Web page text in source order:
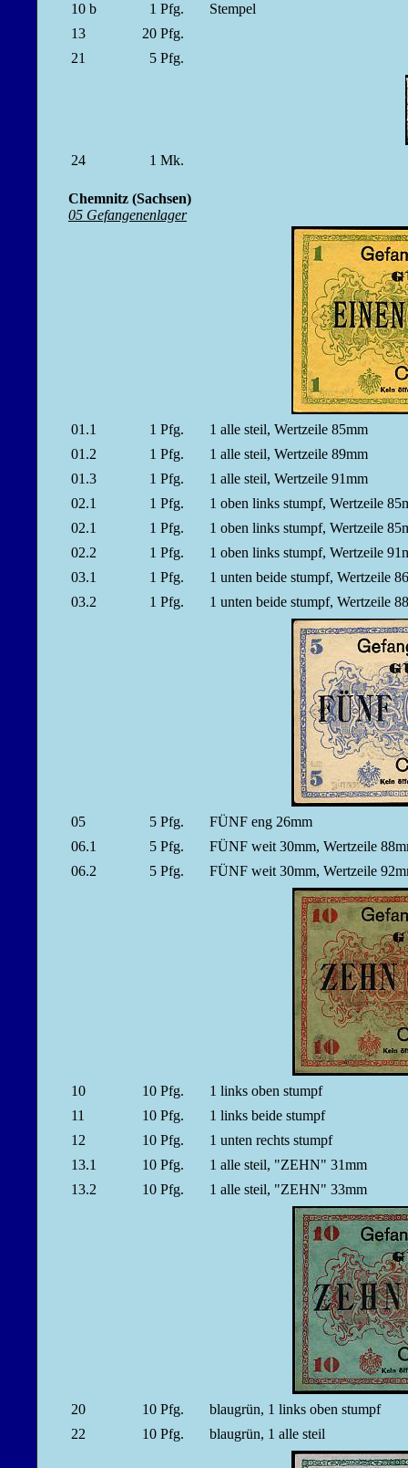
10 b
1 Pfg.
Stempel
13
20 Pfg.
21
5 Pfg.
24 1 Mk.
Chemnitz (Sachsen)
05 Gefangenenlager
01.1 1 Pfg.
1 alle steil, Wertzeile 85mm
01.2
1 Pfg.
1 alle steil, Wertzeile 89mm
01.3
1 Pfg.
1 alle steil, Wertzeile 91mm
02.1
1 Pfg.
1 oben links stumpf, Wertzeile
02.1
1 Pfg.
1 oben links stumpf, Wertzeile
02.2
1 Pfg.
1 oben links stumpf, Wertzeile
03.1
1 Pfg.
1 unten beide stumpf, Wertzeile
03.2
1 Pfg. 1 unten beide stumpf, Wertzeile
05 5 Pfg.
FÜNF eng 26mm
06.1
5 Pfg.
FÜNF weit 30mm, Wertzeile
06.2
5 Pfg. FÜNF weit 30mm, Wertzeile
10 10 Pfg.
1 links oben stumpf
11
10 Pfg.
1 links beide stumpf
12
10 Pfg.
1 unten rechts stumpf
13.1
10 Pfg.
1 alle steil, "ZEHN" 31mm
13.2
10 Pfg. 1 alle steil, "ZEHN" 33mm
20 10 Pfg.
blaugrün, 1 links oben stumpf
22
10 Pfg. blaugrün, 1 alle steil